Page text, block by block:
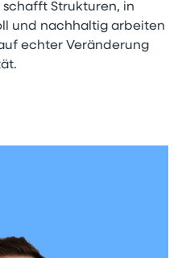
Strukturen, in
und nachhaltig arbeiten
echter Veränderung